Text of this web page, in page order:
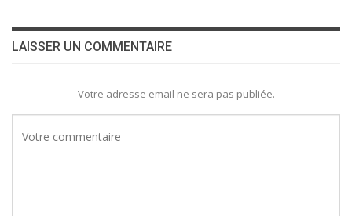
LAISSER UN COMMENTAIRE
Votre adresse email ne sera pas publiée.